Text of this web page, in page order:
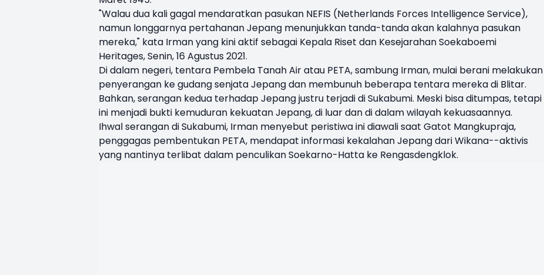
"Walau dua kali gagal mendaratkan pasukan NEFIS (Netherlands Forces Intelligence Service),
namun longgarnya pertahanan Jepang menunjukkan tanda-tanda akan kalahnya pasukan
mereka," kata Irman yang kini aktif sebagai Kepala Riset dan Kesejarahan Soekaboemi
Heritages, Senin, 16 Agustus 2021.
Di dalam negeri, tentara Pembela Tanah Air atau PETA, sambung Irman, mulai berani melakukan
penyerangan ke gudang senjata Jepang dan membunuh beberapa tentara mereka di Blitar.
Bahkan, serangan kedua terhadap Jepang justru terjadi di Sukabumi. Meski bisa ditumpas, tetapi
ini menjadi bukti kemuduran kekuatan Jepang, di luar dan di dalam wilayah kekuasaannya.
Ihwal serangan di Sukabumi, Irman menyebut peristiwa ini diawali saat Gatot Mangkupraja,
penggagas pembentukan PETA, mendapat informasi kekalahan Jepang dari Wikana--aktivis
yang nantinya terlibat dalam penculikan Soekarno-Hatta ke Rengasdengklok.